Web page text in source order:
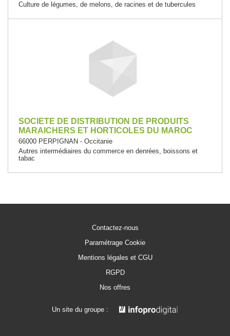
Culture de légumes, de melons, de racines et de tubercules
SOCIETE DE DISTRIBUTION DE PRODUITS
MARAICHERS ET HORTICOLES DU MAROC
66000 PERPIGNAN - Occitanie
Autres intermédiaires du commerce en denrées, boissons et
tabac
Contactez-nous
Paramétrage Cookie
Mentions légales et CGU
RGPD
Nos offres
Un site du groupe :